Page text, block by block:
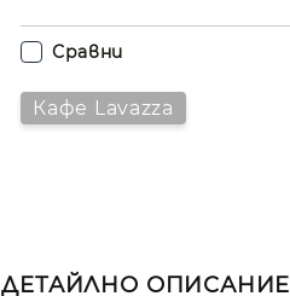
Сравни
Кафе Lavazza
ДЕТАЙЛНО ОПИСАНИЕ